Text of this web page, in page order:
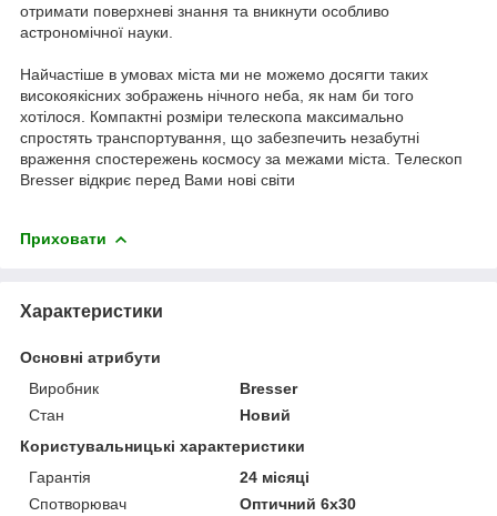
отримати поверхневі знання та вникнути особливо
астрономічної науки.
Найчастіше в умовах міста ми не можемо досягти таких
високоякісних зображень нічного неба, як нам би того
хотілося. Компактні розміри телескопа максимально
спростять транспортування, що забезпечить незабутні
враження спостережень космосу за межами міста. Телескоп
Bresser відкриє перед Вами нові світи
Приховати
Характеристики
Основні атрибути
Виробник
Bresser
Стан
Новий
Користувальницькі характеристики
Гарантія
24 місяці
Спотворювач
Оптичний 6х30